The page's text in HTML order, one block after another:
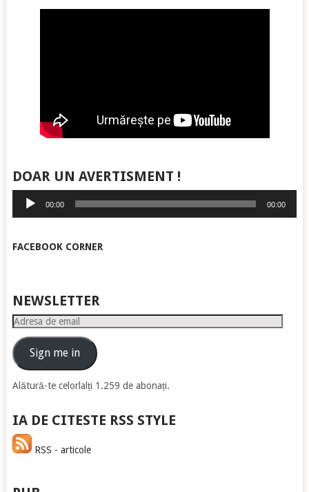
DOAR UN AVERTISMENT !
Player
audio
00:00 00:00
FACEBOOK CORNER
NEWSLETTER
Adresa
emailSign me in
Alătură-te celorlalți 1.259 de abonați.
IA DE CITESTE RSS STYLE
RSS - articole